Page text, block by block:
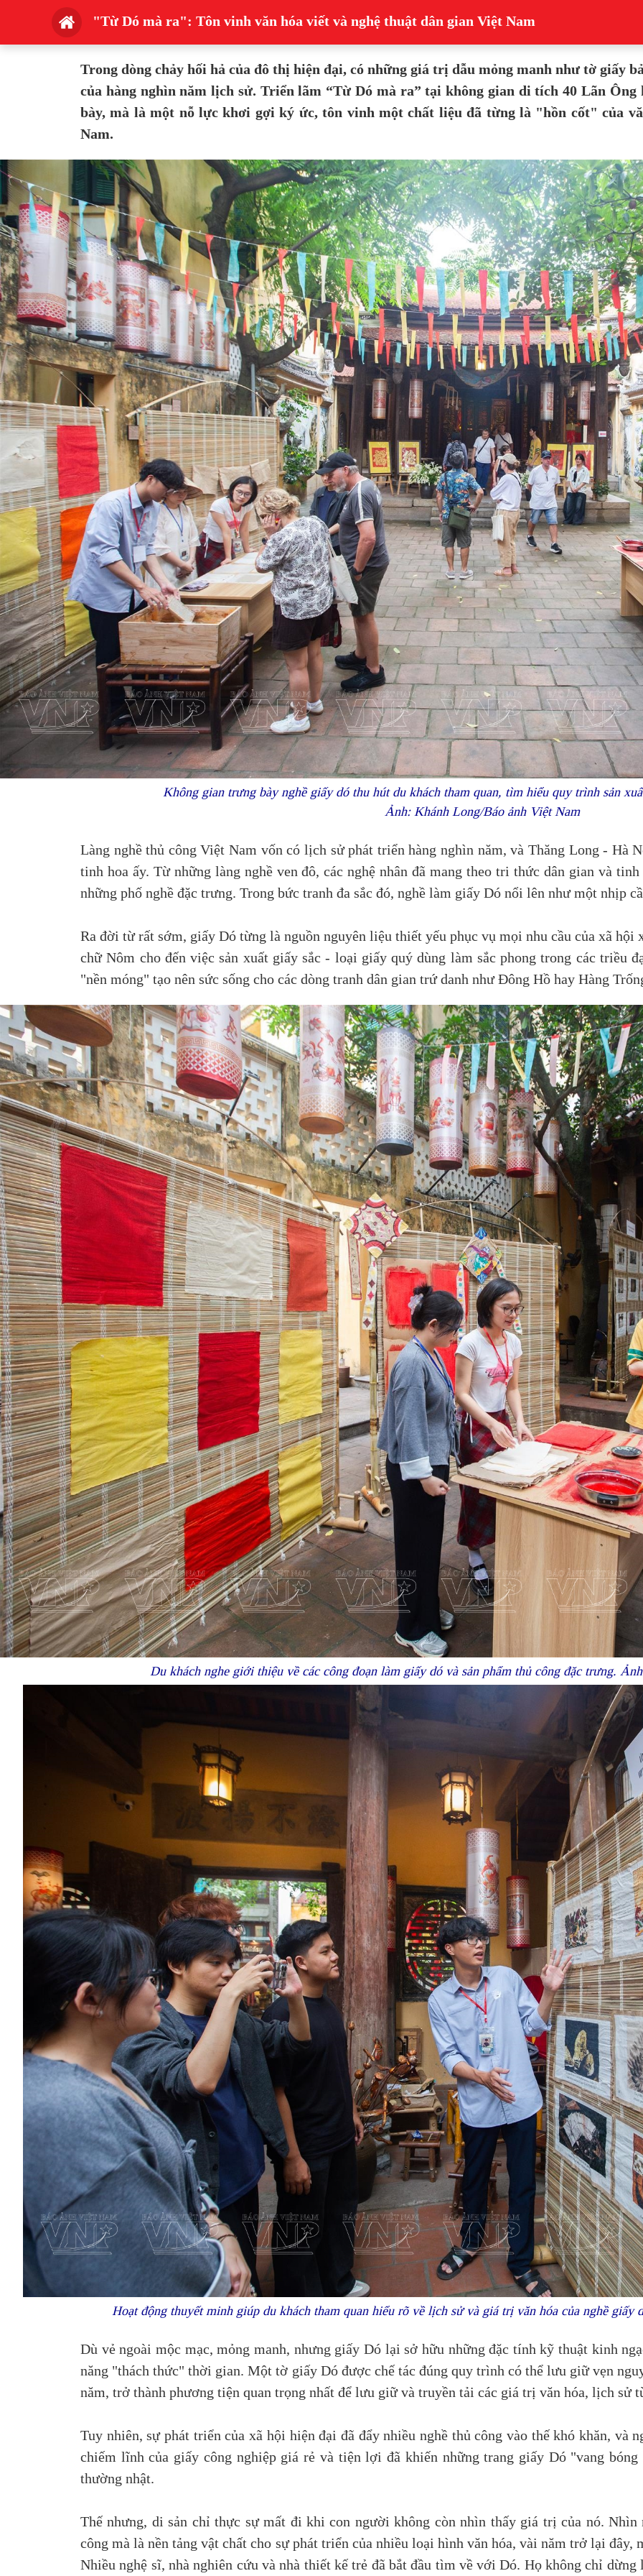
"Từ Dó mà ra": Tôn vinh văn hóa viết và nghệ thuật dân gian Việt Nam
Trong dòng chảy hối hả của đô thị hiện đại, có những giá trị dẫu mỏng manh như tờ giấy
của hàng nghìn năm lịch sử. Triển lãm “Từ Dó mà ra” tại không gian di tích 40 Lãn
bày, mà là một nỗ lực khơi gợi ký ức, tôn vinh một chất liệu đã từng là "hồn cốt" của
Nam.
Không gian trưng bày nghề giấy dó thu hút du khách tham quan, tìm hiểu quy trình sản
Ảnh: Khánh Long/Báo ảnh Việt Nam
Làng nghề thủ công Việt Nam vốn có lịch sử phát triển hàng nghìn năm, và Thăng Long - Hà
tinh hoa ấy. Từ những làng nghề ven đô, các nghệ nhân đã mang theo tri thức dân gian và
những phố nghề đặc trưng. Trong bức tranh đa sắc đó, nghề làm giấy Dó nổi lên như một nhịp
Ra đời từ rất sớm, giấy Dó từng là nguồn nguyên liệu thiết yếu phục vụ mọi nhu cầu của xã
chữ Nôm cho đến việc sản xuất giấy sắc - loại giấy quý dùng làm sắc phong trong các triều
"nền móng" tạo nên sức sống cho các dòng tranh dân gian trứ danh như Đông Hồ hay Hàng
Du khách nghe giới thiệu về các công đoạn làm giấy dó và sản phẩm thủ công đặc trưng.
Hoạt động thuyết minh giúp du khách tham quan hiểu rõ về lịch sử và giá trị văn hóa của nghề
Dù vẻ ngoài mộc mạc, mỏng manh, nhưng giấy Dó lại sở hữu những đặc tính kỹ thuật kinh
năng "thách thức" thời gian. Một tờ giấy Dó được chế tác đúng quy trình có thể lưu giữ vẹn
năm, trở thành phương tiện quan trọng nhất để lưu giữ và truyền tải các giá trị văn hóa, lịch sử
Tuy nhiên, sự phát triển của xã hội hiện đại đã đẩy nhiều nghề thủ công vào thế khó khăn, và
chiếm lĩnh của giấy công nghiệp giá rẻ và tiện lợi đã khiến những trang giấy Dó "vang
thường nhật.
Thế nhưng, di sản chỉ thực sự mất đi khi con người không còn nhìn thấy giá trị của nó. Nhìn
công mà là nền tảng vật chất cho sự phát triển của nhiều loại hình văn hóa, vài năm trở lại đây,
Nhiều nghệ sĩ, nhà nghiên cứu và nhà thiết kế trẻ đã bắt đầu tìm về với Dó. Họ không chỉ